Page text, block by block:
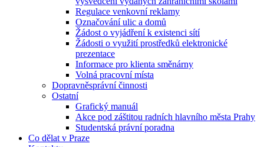
Regulace venkovní reklamy
Označování ulic a domů
Žádost o vyjádření k existenci sítí
Žádosti o využití prostředků elektronické
prezentace
Informace pro klienta směnárny
Volná pracovní místa
Dopravněsprávní činnosti
Ostatní
Grafický manuál
Akce pod záštitou radních hlavního města Prahy
Studentská právní poradna
Co dělat v Praze